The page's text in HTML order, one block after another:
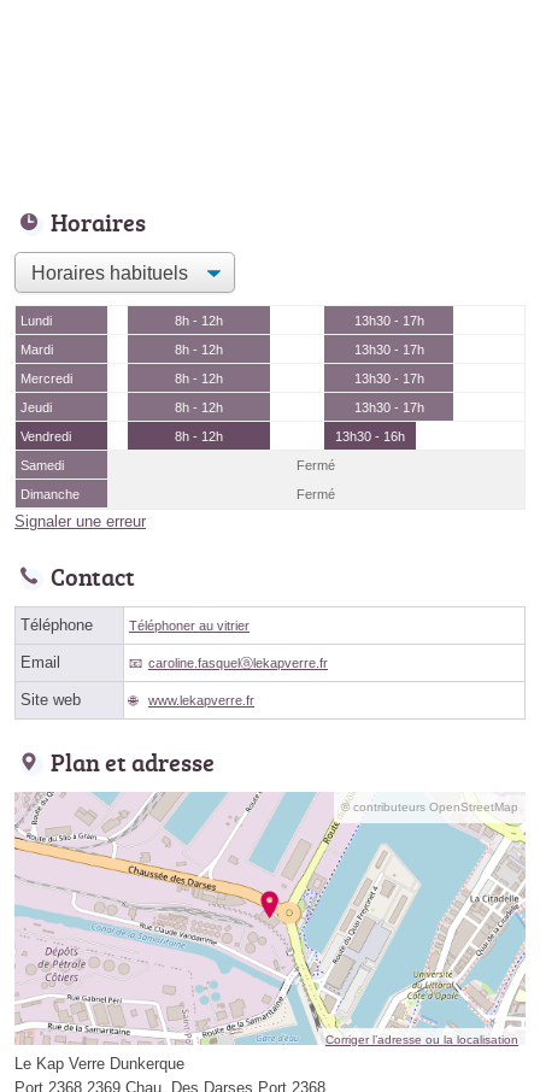
Horaires
Lundi 8h - 12h
13h30 - 17h
Mardi
8h - 12h
13h30 - 17h
Mercredi
8h - 12h
13h30 - 17h
Jeudi
8h - 12h
13h30 - 17h
Vendredi
8h - 12h
13h30 - 16h
Samedi
Fermé
Dimanche
Fermé
Signaler une erreur
Contact
Téléphone Téléphoner au vitrier
Email caroline.fasquelⓐlekapverre.fr
Site web www.lekapverre.fr
Plan et adresse
© contributeurs OpenStreetMap
Corriger l’adresse ou la localisation
Le Kap Verre Dunkerque
Port 2368 2369 Chau. Des Darses Port 2368